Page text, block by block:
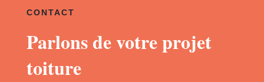
CONTACT
Parlons de votre projet
toiture